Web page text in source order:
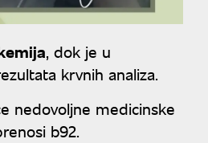
, dok je u
krvnih analiza.
nedovoljne medicinske
b92.